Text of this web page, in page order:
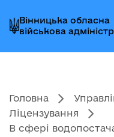
до
головного
меню
до
головного
вмісту
до
головного
колонтитула
Вінницька обласна
військова
Головна
Ліцензування
В сфері